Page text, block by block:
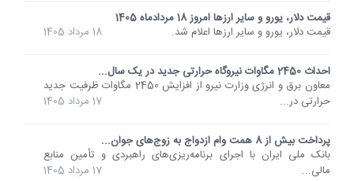
قیمت دلار، یورو و سایر ارزها امروز 18 مردادماه 1405
قیمت دلار، یورو و سایر ارزها اعلام شد.
18 مرداد 1405
احداث 2450 مگاوات نیروگاه حرارتی جدید در یک سال...
معاون برق و انرژی وزارت نیرو از افزایش 2450 مگاوات ظرفیت جدید
حرارتی در...
17 مرداد 1405
پرداخت بیش از 8 همت وام ازدواج به زوج‌های جوان...
بانک ملی ایران با اجرای برنامه‌ریزی‌های راهبردی و تأمین منابع
مالی...
17 مرداد 1405